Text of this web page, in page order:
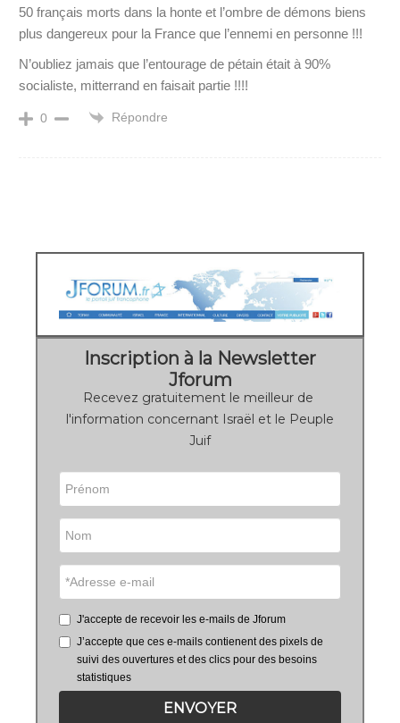
50 français morts dans la honte et l’ombre de démons biens
plus dangereux pour la France que l’ennemi en personne !!!
N’oubliez jamais que l’entourage de pétain était à 90%
socialiste, mitterrand en faisait partie !!!!
0 Répondre
Inscription à la Newsletter
Jforum
Recevez gratuitement le meilleur de
l'information concernant Israël et le Peuple
Juif
J'accepte de recevoir les e-mails de Jforum
J’accepte que ces e-mails contienent des pixels de
suivi des ouvertures et des clics pour des besoins
statistiques
ENVOYER